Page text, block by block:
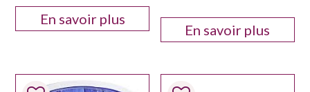
En savoir plus
En savoir plus